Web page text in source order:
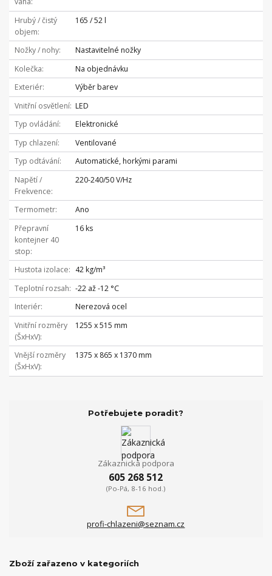
Hrubý / čistý
objem
165 / 52 l
Nožky / nohy
Nastavitelné nožky
Kolečka
Na objednávku
Exteriér
Výběr barev
Vnitřní osvětlení LED
Typ ovládání
Elektronické
Typ chlazení
Ventilované
Typ odtávání
Automatické, horkými parami
Napětí /
Frekvence
220-240/50 V/Hz
Termometr
Ano
Přepravní
kontejner 40
stop
16 ks
Hustota izolace
42 kg/m³
Teplotní rozsah
-22 až -12 °C
Interiér
Nerezová ocel
Vnitřní rozměry
(ŠxHxV)
1255 x 515 mm
Vnější rozměry
(ŠxHxV)
1375 x 865 x 1370 mm
Potřebujete poradit?
Zákaznická podpora
605 268 512
(Po-Pá, 8-16 hod.)
profi-chlazeni@seznam.cz
Zboží zařazeno v kategoriích